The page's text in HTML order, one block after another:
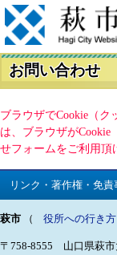
お問い合わせ
ブラウザでCookie（
は、ブラウザが
せフォームをご利用頂
リンク・著作権・免責
萩市 （ 役所への行き方
〒758-8555 山口県萩市